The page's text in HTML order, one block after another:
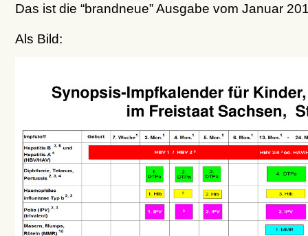
Das ist die “brandneue” Ausgabe vom Januar
Als Bild: